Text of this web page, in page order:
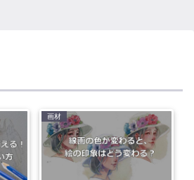
画材